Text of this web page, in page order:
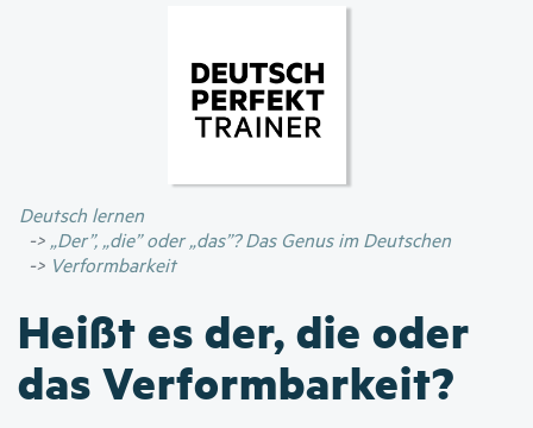
Inhalt
Deutsch lernen
„Der”, „die” oder „das”? Das Genus im Deutschen
Verformbarkeit
Heißt es der, die oder
das Verformbarkeit?